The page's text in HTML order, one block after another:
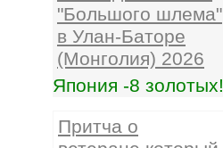
"Большого шлема"
в Улан-Баторе
(Монголия) 2026
Япония -8 золотых!
Притча о